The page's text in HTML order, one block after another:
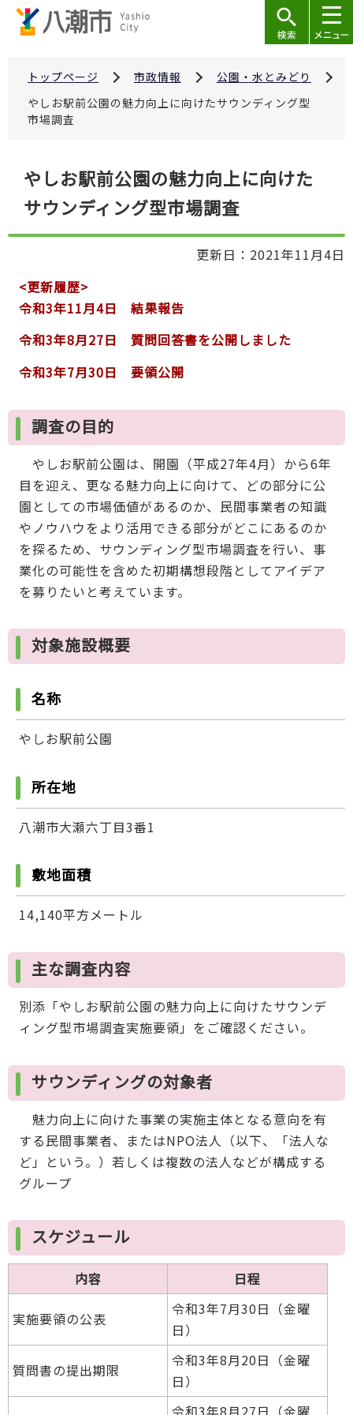
トップページ 市政情報
公園・水とみどり
やしお駅前公園の魅力向上に向けたサウンディング型
市場調査
やしお駅前公園の魅力向上に向けた
サウンディング型市場調査
更新日：2021年11月4日
<更新履歴>
令和3年11月4日 結果報告
令和3年8月27日 質問回答書を公開しました
令和3年7月30日 要領公開
調査の目的
やしお駅前公園は、開園（平成27年4月）から6年
目を迎え、更なる魅力向上に向けて、どの部分に公
園としての市場価値があるのか、民間事業者の知識
やノウハウをより活用できる部分がどこにあるのか
を探るため、サウンディング型市場調査を行い、事
業化の可能性を含めた初期構想段階としてアイデア
を募りたいと考えています。
対象施設概要
名称
やしお駅前公園
所在地
八潮市大瀬六丁目3番1
敷地面積
14,140平方メートル
主な調査内容
別添「やしお駅前公園の魅力向上に向けたサウンデ
ィング型市場調査実施要領」をご確認ください。
サウンディングの対象者
魅力向上に向けた事業の実施主体となる意向を有
する民間事業者、またはNPO法人（以下、「法人な
ど」という。）若しくは複数の法人などが構成する
グループ
スケジュール
内容 日程
実施要領の公表
令和3年7月30日（金曜
日）
質問書の提出期限
令和3年8月20日（金曜
日）